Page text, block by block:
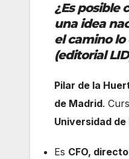
¿Es posible
una idea
el camino
(editorial
Pilar de la
de Madrid.
Universidad
Es CFO,